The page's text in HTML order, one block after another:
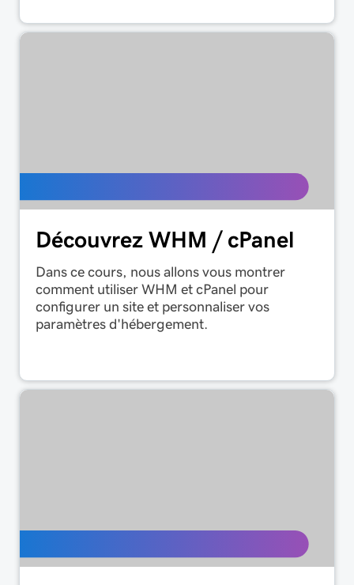
Découvrez WHM / cPanel
Dans ce cours, nous allons vous montrer
comment utiliser WHM et cPanel pour
configurer un site et personnaliser vos
paramètres d'hébergement.